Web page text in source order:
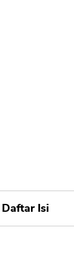
Daftar Isi